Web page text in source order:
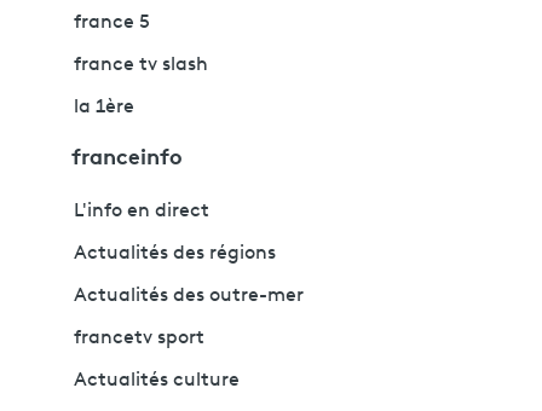
france 5
france tv slash
la 1ère
franceinfo
L'info en direct
Actualités des régions
Actualités des outre-mer
francetv sport
Actualités culture